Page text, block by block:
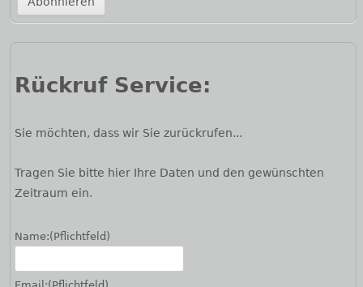
Rückruf Service:
Sie möchten, dass wir Sie zurückrufen...
Tragen Sie bitte hier Ihre Daten und den gewünschten
Zeitraum ein.
Name:(Pflichtfeld)